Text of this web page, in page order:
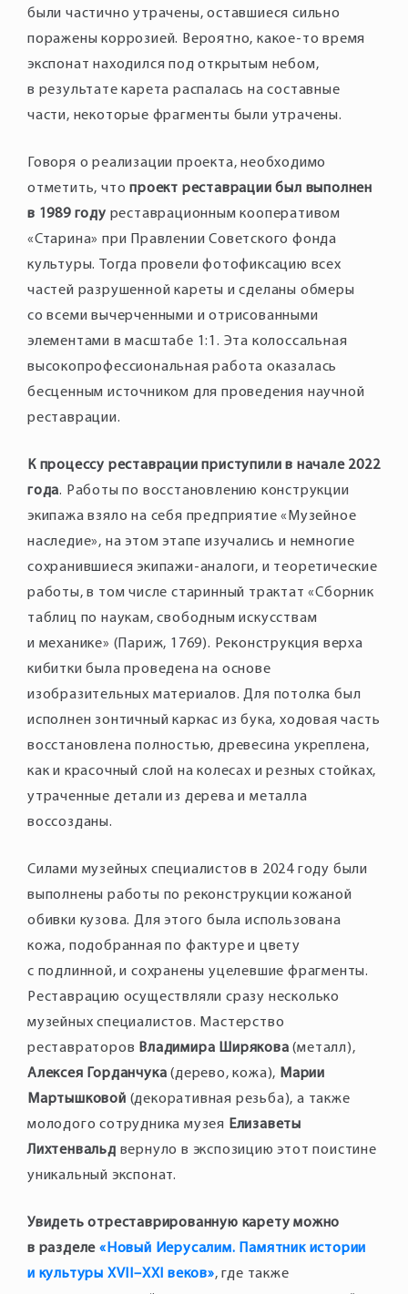
были частично утрачены, оставшиеся сильно
поражены коррозией. Вероятно, какое-то время
экспонат находился под открытым небом,
в результате карета распалась на составные
части, некоторые фрагменты были утрачены.
Говоря о реализации проекта, необходимо
отметить, чтопроект реставрации был выполнен
в 1989 году реставрационным кооперативом
«Старина» при Правлении Советского фонда
культуры. Тогда провели фотофиксацию всех
частей разрушенной кареты и сделаны обмеры
со всеми вычерченными и отрисованными
элементами в масштабе 1:1. Эта колоссальная
высокопрофессиональная работа оказалась
бесценным источником для проведения научной
реставрации.
К процессу реставрации приступили в начале 2022
года. Работы по восстановлению конструкции
экипажа взяло на себя предприятие «Музейное
наследие», на этом этапе изучались и немногие
сохранившиеся экипажи-аналоги, и теоретические
работы, в том числе старинный трактат «Сборник
таблиц по наукам, свободным искусствам
и механике» (Париж, 1769). Реконструкция верха
кибитки была проведена на основе
изобразительных материалов. Для потолка был
исполнен зонтичный каркас из бука, ходовая часть
восстановлена полностью, древесина укреплена,
как и красочный слой на колесах и резных стойках,
утраченные детали из дерева и металла
воссозданы.
Силами музейных специалистов в 2024 году были
выполнены работы по реконструкции кожаной
обивки кузова. Для этого была использована
кожа, подобранная по фактуре и цвету
с подлинной, и сохранены уцелевшие фрагменты.
Реставрацию осуществляли сразу несколько
музейных специалистов. Мастерство
реставраторов Владимира Ширякова (металл),
Алексея Горданчука (дерево, кожа), Марии
Мартышковой (декоративная резьба), а также
молодого сотрудника музея Елизаветы
Лихтенвальд вернуло в экспозицию этот поистине
уникальный экспонат.
Увидеть отреставрированную карету можно
в разделе«Новый Иерусалим. Памятник истории
и культуры XVII–XXI веков», где также